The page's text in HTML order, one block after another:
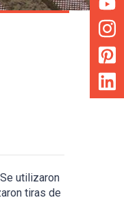
utilizaron
tiras de